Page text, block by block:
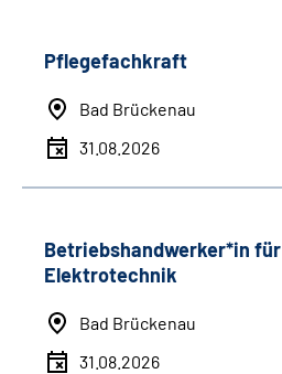
Pflegefachkraft
Bad Brückenau
31.08.2026
Betriebshandwerker*in für
Elektrotechnik
Bad Brückenau
31.08.2026